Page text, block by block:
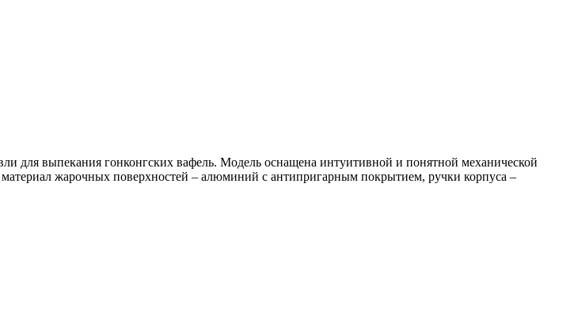
для выпекания гонконгских вафель. Модель оснащена интуитивной и понятной механической
жарочных поверхностей – алюминий с антипригарным покрытием, ручки корпуса –